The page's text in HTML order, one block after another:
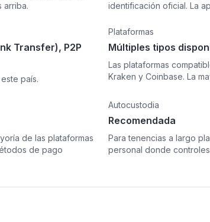
arriba.
identificación oficial. La
Transfer), P2P
país.
Plataformas
Múltiples tipos
Las plataformas
Kraken y Coinbase. La
de las plataformas
de pago
Autocustodia
Recomendada
Para tenencias a largo
personal donde